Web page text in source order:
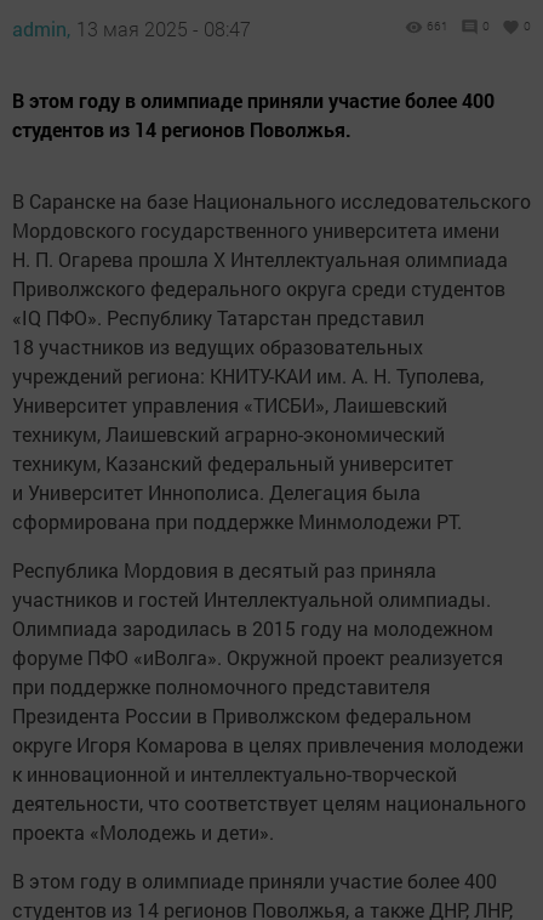
admin, 13 мая 2025 - 08:47 661 0 0
В этом году в олимпиаде приняли участие более 400
студентов из 14 регионов Поволжья.
В Саранске на базе Национального исследовательского
Мордовского государственного университета имени
Н. П. Огарева прошла X Интеллектуальная олимпиада
Приволжского федерального округа среди студентов
«IQ ПФО». Республику Татарстан представил
18 участников из ведущих образовательных
учреждений региона: КНИТУ-КАИ им. А. Н. Туполева,
Университет управления «ТИСБИ», Лаишевский
техникум, Лаишевский аграрно-экономический
техникум, Казанский федеральный университет
и Университет Иннополиса. Делегация была
сформирована при поддержке Минмолодежи РТ.
Республика Мордовия в десятый раз приняла
участников и гостей Интеллектуальной олимпиады.
Олимпиада зародилась в 2015 году на молодежном
форуме ПФО «иВолга». Окружной проект реализуется
при поддержке полномочного представителя
Президента России в Приволжском федеральном
округе Игоря Комарова в целях привлечения молодежи
к инновационной и интеллектуально-творческой
деятельности, что соответствует целям национального
проекта «Молодежь и дети».
В этом году в олимпиаде приняли участие более 400
студентов из 14 регионов Поволжья, а также ДНР, ЛНР,